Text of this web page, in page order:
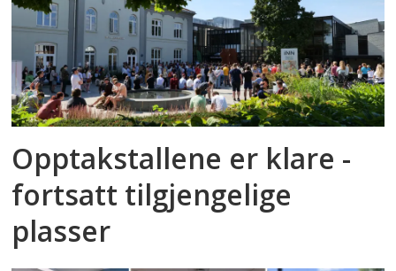
Opptakstallene er klare -
fortsatt tilgjengelige
plasser